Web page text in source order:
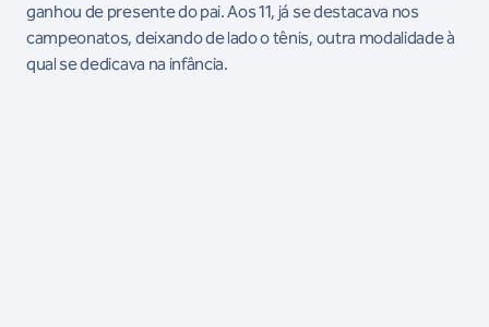
ganhou de presente do pai.Aos 11, já se destacava nos
campeonatos, deixando de lado o tênis, outra modalidade à
qual se dedicava na infância.